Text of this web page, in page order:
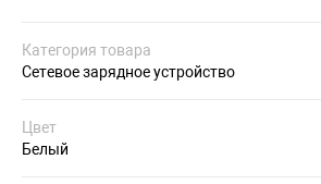
Категория товара
Сетевое зарядное устройство
Цвет
Белый